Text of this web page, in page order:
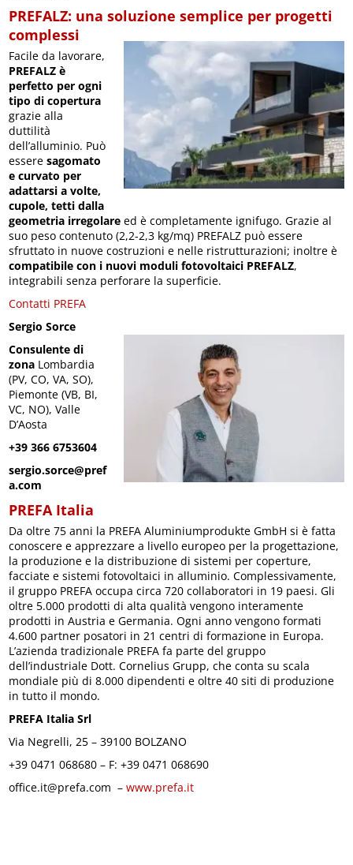
PREFALZ: una soluzione semplice per progetti
complessi
Facile da lavorare,
PREFALZ è
perfetto per ogni
tipo di copertura
grazie alla
duttilità
dell’alluminio. Può
esseresagomato
e curvato per
adattarsi a volte,
cupole, tetti dalla
geometria irregolare ed è completamente ignifugo. Grazie al
suo peso contenuto (2,2-2,3 kg/mq) PREFALZ può essere
sfruttato in nuove costruzioni e nelle ristrutturazioni; inoltre è
compatibile con i nuovi moduli fotovoltaici PREFALZ,
integrabili senza perforare la superficie.
Contatti PREFA
Sergio Sorce
Consulente di
zona Lombardia
(PV, CO, VA, SO),
Piemonte (VB, BI,
VC, NO), Valle
D’Aosta
+39 366 6753604
sergio.sorce@pref
a.com
PREFA Italia
Da oltre 75 anni la PREFA Aluminiumprodukte GmbH si è fatta
conoscere e apprezzare a livello europeo per la progettazione,
la produzione e la distribuzione di sistemi per coperture,
facciate e sistemi fotovoltaici in alluminio. Complessivamente,
il gruppo PREFA occupa circa 720 collaboratori in 19 paesi. Gli
oltre 5.000 prodotti di alta qualità vengono interamente
prodotti in Austria e Germania. Ogni anno vengono formati
4.600 partner posatori in 21 centri di formazione in Europa.
L’azienda tradizionale PREFA fa parte del gruppo
dell’industriale Dott. Cornelius Grupp, che conta su scala
mondiale più di 8.000 dipendenti e oltre 40 siti di produzione
in tutto il mondo.
PREFA Italia Srl
Via Negrelli, 25 – 39100 BOLZANO
+39 0471 068680 – F: +39 0471 068690
office.it@prefa.com – www.prefa.it